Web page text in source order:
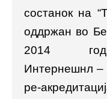
состанок на
оддржан во
2014
Интернешнл –
ре-